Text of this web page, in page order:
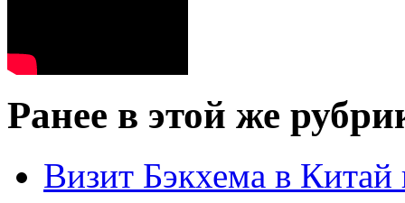
Ранее в этой же
Визит Бэкхема в